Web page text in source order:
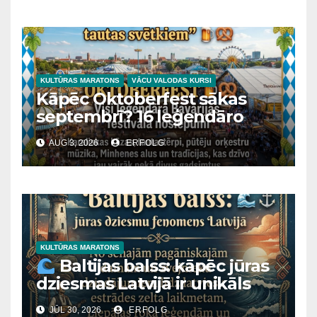
KULTŪRAS MARATONS VĀCU VALODAS KURSI
Kāpēc Oktoberfest sākas
septembrī? 16 leģendāro
Bavārijas svētku noslēpumi
AUG 3, 2026 ERFOLG
KULTŪRAS MARATONS
Baltijas balss: kāpēc jūras
dziesmas Latvijā ir unikāls
fenomens?
JŪL 30, 2026 ERFOLG